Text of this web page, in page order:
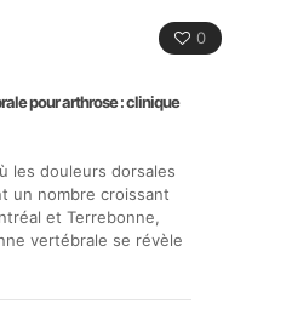
0
pour arthrose : clinique
les douleurs dorsales
un nombre croissant
et Terrebonne,
vertébrale se révèle